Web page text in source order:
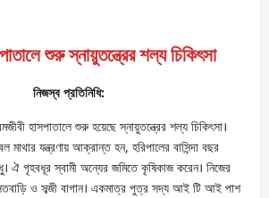
শুরু স্নায়ুতন্ত্রের শল্য চিকিৎসা
নিজস্ব প্রতিনিধি:
হাসপাতালে শুরু হয়েছে স্নায়ুতন্ত্রের শল্য চিকিৎসা।
যন্ত্রণায় আক্রান্ত হন, হরিপালের বাসিন্দা বছর
ঐ গৃহবধূর স্বামী অন্যের জমিতে কৃষিকাজ করেন। নিজের
ও সব্জী বাগান। একমাত্র পুত্র সদ্য আই টি আই পাশ